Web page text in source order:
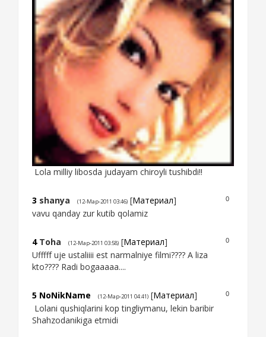
Lola milliy libosda judayam chiroyli tushibdi!!
0
3 shanya (12-Мар-2011 03:46) [Материал]
vavu qanday zur kutib qolamiz
0
4 Toha (12-Мар-2011 03:58) [Материал]
Ufffff uje ustaliiii est narmalniye filmi???? A liza
kto???? Radi bogaaaaa....
0
5 NoNikName (12-Мар-2011 04:41) [Материал]
Lolani qushiqlarini kop tingliymanu, lekin baribir
Shahzodanikiga etmidi